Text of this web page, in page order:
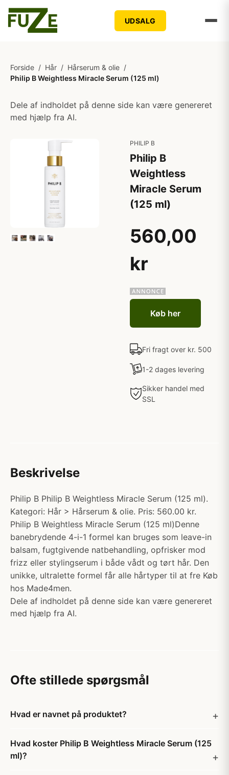
UDSALG
Forside / Hår / Hårserum & olie /
Philip B Weightless Miracle Serum (125 ml)
Dele af indholdet på denne side kan være genereret
med hjælp fra AI.
PHILIP B
Philip B
Weightless
Miracle Serum
(125 ml)
560,00
kr
Køb her
Fri fragt over kr. 500
1-2 dages levering
Sikker handel med
SSL
Beskrivelse
Philip B Philip B Weightless Miracle Serum (125 ml).
Kategori: Hår > Hårserum & olie. Pris: 560.00 kr.
Philip B Weightless Miracle Serum (125 ml)Denne
banebrydende 4-i-1 formel kan bruges som leave-in
balsam, fugtgivende natbehandling, opfrisker mod
frizz eller stylingserum i både vådt og tørt hår. Den
unikke, ultralette formel får alle hårtyper til at fre Køb
hos Made4men.
Dele af indholdet på denne side kan være genereret
med hjælp fra AI.
Ofte stillede spørgsmål
Hvad er navnet på produktet?
Hvad koster Philip B Weightless Miracle Serum (125
ml)?